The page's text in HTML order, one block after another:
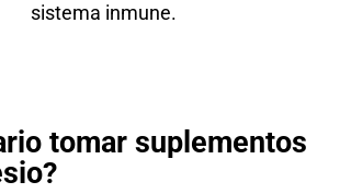
sistema inmune.
tomar suplementos